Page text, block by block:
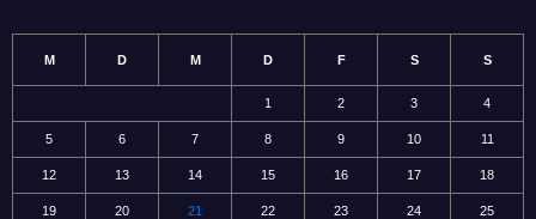
M D M D F S S
1 2 3 4
5 6 7 8 9 10 11
12 13 14 15 16 17 18
19 20 21 22 23 24 25